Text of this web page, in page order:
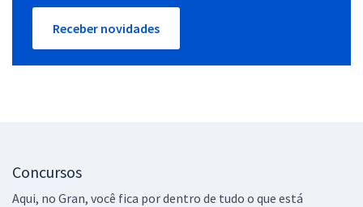
Receber novidades
Concursos
Aqui, no Gran, você fica por dentro de tudo o que está